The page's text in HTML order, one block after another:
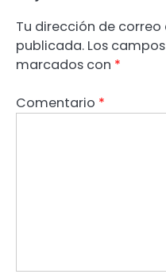
Tu dirección de
publicada. Los
marcados con *
Comentario *